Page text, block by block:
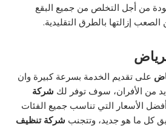
من أجل التخلص من جميع البقع
إزالتها بالطرق التقليدية.
على تقديم الخدمة بسرعة كبيرة وان
من الأفران، سوف توفر لك شركة
الأسعار التي تناسب جميع الفئات
كل ما هو جديد، وتتجنب شركة تنظيف